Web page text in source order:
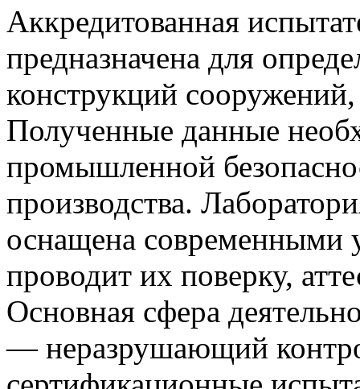
Аккредитованная
предназначена для
конструкций
Полученные данные
промышленной
производства.
оснащена современными
проводит их поверку,
Основная сфера
— неразрушающий